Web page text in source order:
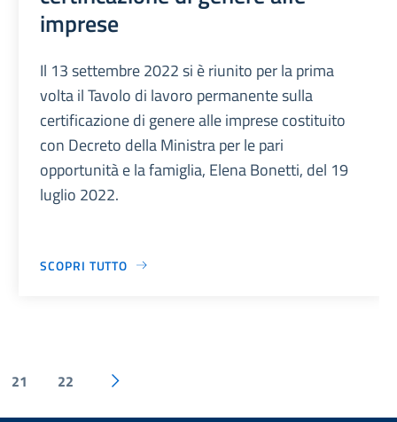
imprese
Il 13 settembre 2022 si è riunito per la prima
volta il Tavolo di lavoro permanente sulla
certificazione di genere alle imprese costituito
con Decreto della Ministra per le pari
opportunità e la famiglia, Elena Bonetti, del 19
luglio 2022.
SCOPRI TUTTO
21 22